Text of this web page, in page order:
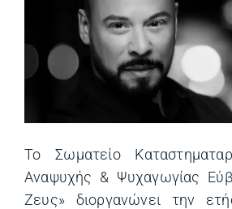
Το Σωματείο
Αναψυχής & Ψυχαγωγίας
Ζευς» διοργανώνει την